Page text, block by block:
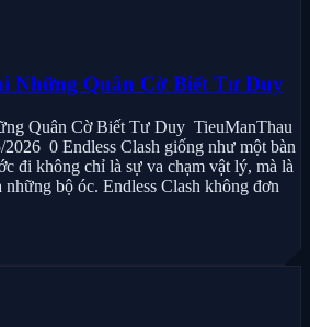
Những Quân Cờ Biết Tư Duy
Quân Cờ Biết Tư Duy TieuManThau
0 Endless Clash giống như một bàn
đi không chỉ là sự va chạm vật lý, mà là
bộ óc. Endless Clash không đơn